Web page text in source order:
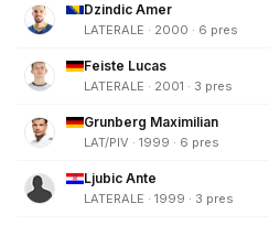
Dzindic Amer
LATERALE · 2000 · 6 pres
Feiste Lucas
LATERALE · 2001 · 3 pres
Grunberg Maximilian
LAT/PIV · 1999 · 6 pres
Ljubic Ante
LATERALE · 1999 · 3 pres